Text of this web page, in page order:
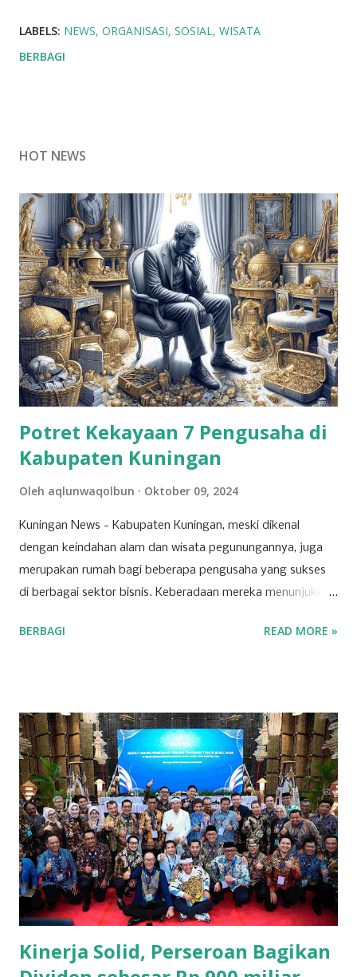
LABELS: NEWS ORGANISASI SOSIAL WISATA
BERBAGI
HOT NEWS
Potret Kekayaan 7 Pengusaha di
Kabupaten Kuningan
Oleh aqlunwaqolbun Oktober 09, 2024
Kuningan News - Kabupaten Kuningan, meski dikenal
dengan keindahan alam dan wisata pegunungannya, juga
merupakan rumah bagi beberapa pengusaha yang sukses
di berbagai sektor bisnis. Keberadaan mereka menunjukkan
berkembang pesat, dipicu oleh inovasi dan ketekunan para
sehari-hari. Para pengusaha yang sukses di sektor ini
berhasil mengelola jaringan ritel yang luas dan berkontribusi
signifikan terhadap roda perekonomian daerah.
Keberhasilan mereka tak lepas dari strategi bisnis yang
tepat dan kemampuan menyesuaikan diri dengan
kebutuhan pasar yang dinamis. Selain ritel, sektor properti
dan konstruksi juga menjadi pilar penting bagi
perekonomian Kuningan. Beberapa perusahaan besar di
bidang ini terlibat dalam pembangunan infrastruktur yang
tidak hanya bermanfaat bagi daerah, tetapi...
BERBAGI READ MORE »
Kinerja Solid, Perseroan Bagikan